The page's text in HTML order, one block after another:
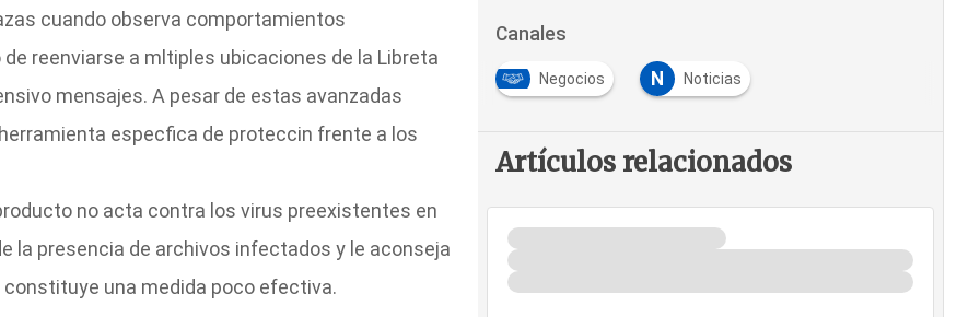
cuando observa comportamientos
reenviarse a mltiples ubicaciones de la Libreta
mensajes. A pesar de estas avanzadas
especfica de proteccin frente a los
no acta contra los virus preexistentes en
la presencia de archivos infectados y le aconseja
una medida poco efectiva.
Canales
Negocios N Noticias
Artículos relacionados